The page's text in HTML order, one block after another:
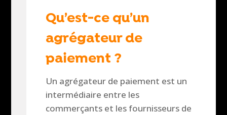
Qu’est-ce qu’un
agrégateur de
paiement ?
Un agrégateur de paiement est un
intermédiaire entre les
commerçants et les fournisseurs de